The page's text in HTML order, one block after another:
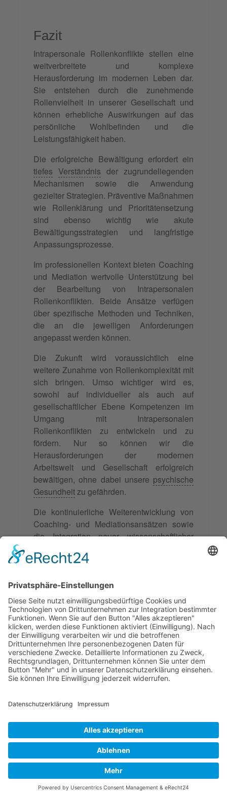
Fazit
Intrapersonale Rollenkonflikte stellen eine
weitverbreitete und komplexe
Herausforderung im modernen Leben dar.
Sie entstehen durch die zunehmende
Rollenvielheit in unserer Gesellschaft und
können erhebliche Auswirkungen auf das
persönliche Wohlbefinden und die
Leistungsfähigkeit haben.
Die erfolgreiche Bewältigung erfordert ein
tiefes Verständnis der zugrundeliegenden
Mechanismen sowie die Anwendung
gezielter Strategien. Präventive Maßnahmen
wie Rollenklärung und Prioritätensetzung
sind ebenso wichtig wie akute
Bewältigungsstrategien und langfristige
Anpassungsprozesse.
Im professionellen Kontext bieten Coaching
und Mediation wertvolle Unterstützung bei
der Bearbeitung von Intrapersonalen
Rollenkonflikten. Beide Ansätze verfügen
über spezifische Methoden und Techniken,
die an die jeweiligen Anforderungen
angepasst werden können.
Die Zukunft wird voraussichtlich eine
weitere Zunahme von Rollenkomplexität mit
sich bringen. Umso wichtiger wird es,
sowohl auf individueller als auch auf
gesellschaftlicher Ebene Kompetenzen im
Umgang mit Intrapersonalen
Rollenkonflikten zu entwickeln und zu
fördern. Nur so können wir die
Herausforderungen der modernen
Arbeitswelt und Gesellschaft erfolgreich
bewältigen, ohne dabei unsere psychische
Gesundheitzu gefährden.
Die kontinuierliche Weiterentwicklung von
Coaching- und Mediationsansätzen sowie
die Integration neuer wissenschaftlicher
Rolle spielen. Intrapersonale Rollenkonflikte
sondern auch eine gesellschaftliche
Aufgabe, die gemeinsame Lösungsansätze
erfordert.
Synonyme: Intrapersonale Rollenkonflikte
© 2026 Frank Hartung Ihr Mediator bei Konflikten in Familie,
Frank Hartung - Familien- und Wirtschaftsmediator
263 Bewertungen auf ProvenExpert.com